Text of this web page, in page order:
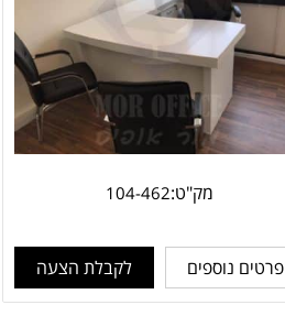
מק"ט:104-462
פרטים נוספים לקבלת הצעה